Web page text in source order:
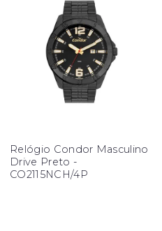
Relógio Condor Masculino
Drive Preto -
CO2115NCH/4P